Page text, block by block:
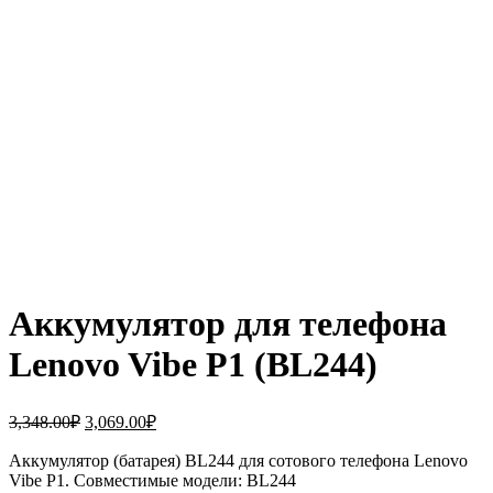
Аккумулятор для телефона
Lenovo Vibe P1 (BL244)
3,348.00₽ Первоначальная
составляла
3,348.00₽.
3,069.00₽Текущая
3,069.00₽.
Аккумулятор (батарея) BL244 для сотового телефона Lenovo
Vibe P1. Совместимые модели: BL244